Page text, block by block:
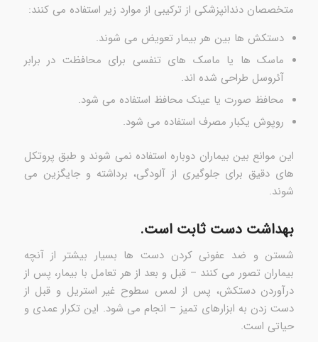
متخصصان دندانپزشکی از ترکیبی از موارد زیر استفاده می کنند:
دستکش ها بین هر بیمار تعویض می شوند.
ماسک ها یا ماسک های تنفسی برای محافظت در برابر
آئروسل طراحی شده اند.
محافظ صورت یا عینک محافظ استفاده می شود.
روپوش یکبار مصرف استفاده می شود.
این موانع بین بیماران دوباره استفاده نمی شوند و طبق پروتکل
های دقیق برای جلوگیری از آلودگی، برداشته و جایگزین می
شوند.
بهداشت دست ثابت است.
شستن و ضد عفونی کردن دست ها بسیار بیشتر از آنچه
بیماران تصور می کنند – قبل و بعد از هر تعامل با بیمار، پس از
درآوردن دستکش، پس از لمس سطوح غیر استریل و قبل از
دست زدن به ابزارهای تمیز – انجام می شود. این تکرار عمدی و
حیاتی است.